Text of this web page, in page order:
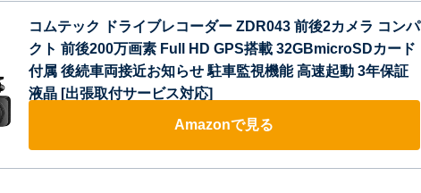
コムテック ドライブレコーダー ZDR043 前後2カメラ コンパ
クト 前後200万画素 Full HD GPS搭載 32GBmicroSDカード
付属 後続車両接近お知らせ 駐車監視機能 高速起動 3年保証
液晶 [出張取付サービス対応]
Amazonで見る